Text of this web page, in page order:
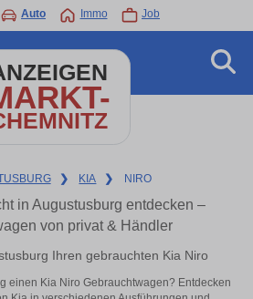
Auto Immo Job
❯ KIA ❯ NIRO
in Augustusburg entdecken –
von privat & Händler
Ihren gebrauchten Kia Niro
einen Kia Niro Gebrauchtwagen? Entdecken